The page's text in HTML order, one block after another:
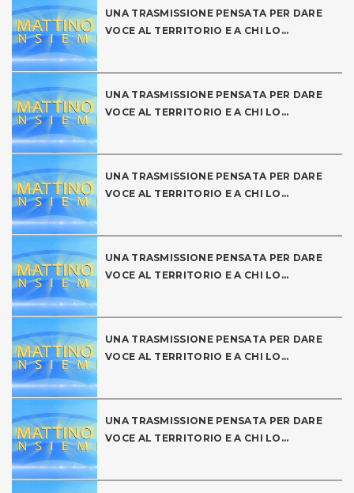
UNA TRASMISSIONE PENSATA PER DARE
VOCE AL TERRITORIO E A CHI LO...
UNA TRASMISSIONE PENSATA PER DARE
VOCE AL TERRITORIO E A CHI LO...
UNA TRASMISSIONE PENSATA PER DARE
VOCE AL TERRITORIO E A CHI LO...
UNA TRASMISSIONE PENSATA PER DARE
VOCE AL TERRITORIO E A CHI LO...
UNA TRASMISSIONE PENSATA PER DARE
VOCE AL TERRITORIO E A CHI LO...
UNA TRASMISSIONE PENSATA PER DARE
VOCE AL TERRITORIO E A CHI LO...